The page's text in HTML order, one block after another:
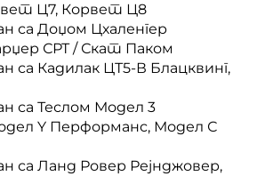
Ц7, Корвет Ц8
са Доџом Цхаленгер
СРТ / Скат Паком
са Кадилак ЦТ5-В Блацквинг,
са Теслом Модел 3
Y Перформанс, Модел С
са Ланд Ровер Рејнджовер,